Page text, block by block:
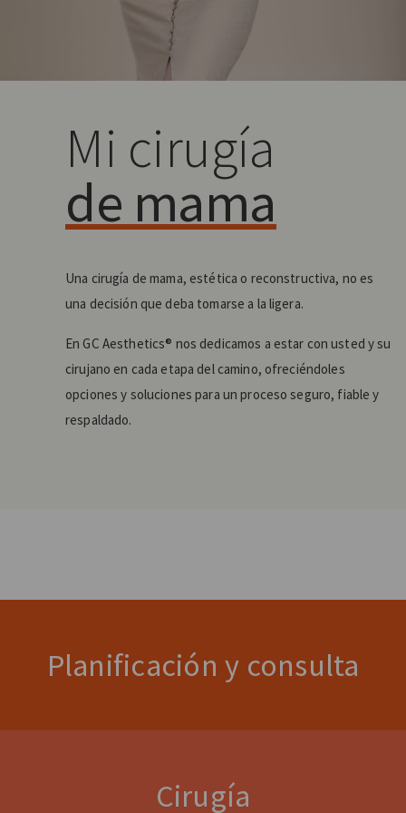
Mi cirugía
de mama
Una cirugía de mama, estética o reconstructiva, no es
una decisión que deba tomarse a la ligera.
En GC Aesthetics® nos dedicamos a estar con usted y su
cirujano en cada etapa del camino, ofreciéndoles
opciones y soluciones para un proceso seguro, fiable y
respaldado.
Planificación y consulta
Cirugía